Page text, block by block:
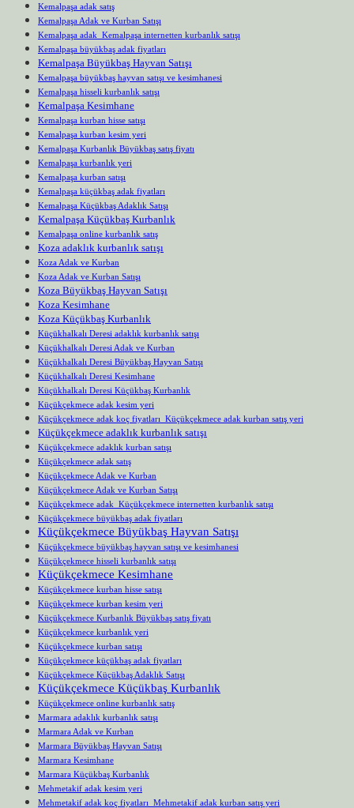
Kemalpaşa adak satış
Kemalpaşa Adak ve Kurban Satışı
Kemalpaşa adak Kemalpaşa internetten kurbanlık satışı
Kemalpaşa büyükbaş adak fiyatları
Kemalpaşa Büyükbaş Hayvan Satışı
Kemalpaşa büyükbaş hayvan satışı ve kesimhanesi
Kemalpaşa hisseli kurbanlık satışı
Kemalpaşa Kesimhane
Kemalpaşa kurban hisse satışı
Kemalpaşa kurban kesim yeri
Kemalpaşa Kurbanlık Büyükbaş satış fiyatı
Kemalpaşa kurbanlık yeri
Kemalpaşa kurban satışı
Kemalpaşa küçükbaş adak fiyatları
Kemalpaşa Küçükbaş Adaklık Satışı
Kemalpaşa Küçükbaş Kurbanlık
Kemalpaşa online kurbanlık satış
Koza adaklık kurbanlık satışı
Koza Adak ve Kurban
Koza Adak ve Kurban Satışı
Koza Büyükbaş Hayvan Satışı
Koza Kesimhane
Koza Küçükbaş Kurbanlık
Küçükhalkalı Deresi adaklık kurbanlık satışı
Küçükhalkalı Deresi Adak ve Kurban
Küçükhalkalı Deresi Büyükbaş Hayvan Satışı
Küçükhalkalı Deresi Kesimhane
Küçükhalkalı Deresi Küçükbaş Kurbanlık
Küçükçekmece adak kesim yeri
Küçükçekmece adak koç fiyatları Küçükçekmece adak kurban satış yeri
Küçükçekmece adaklık kurbanlık satışı
Küçükçekmece adaklık kurban satışı
Küçükçekmece adak satış
Küçükçekmece Adak ve Kurban
Küçükçekmece Adak ve Kurban Satışı
Küçükçekmece adak Küçükçekmece internetten kurbanlık satışı
Küçükçekmece büyükbaş adak fiyatları
Küçükçekmece Büyükbaş Hayvan Satışı
Küçükçekmece büyükbaş hayvan satışı ve kesimhanesi
Küçükçekmece hisseli kurbanlık satışı
Küçükçekmece Kesimhane
Küçükçekmece kurban hisse satışı
Küçükçekmece kurban kesim yeri
Küçükçekmece Kurbanlık Büyükbaş satış fiyatı
Küçükçekmece kurbanlık yeri
Küçükçekmece kurban satışı
Küçükçekmece küçükbaş adak fiyatları
Küçükçekmece Küçükbaş Adaklık Satışı
Küçükçekmece Küçükbaş Kurbanlık
Küçükçekmece online kurbanlık satış
Marmara adaklık kurbanlık satışı
Marmara Adak ve Kurban
Marmara Büyükbaş Hayvan Satışı
Marmara Kesimhane
Marmara Küçükbaş Kurbanlık
Mehmetakif adak kesim yeri
Mehmetakif adak koç fiyatları Mehmetakif adak kurban satış yeri